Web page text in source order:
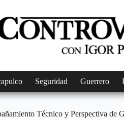
Seguridad Guerrero
Técnico y Perspectiva de